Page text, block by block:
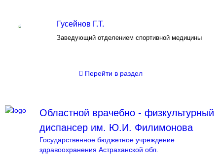
Гусейнов Г.Т.
Заведующий отделением спортивной медицины
Перейти в раздел
Областной врачебно - физкультурный
диспансер им. Ю.И. Филимонова
Государственное бюджетное учреждение
здравоохранения Астраханской обл.